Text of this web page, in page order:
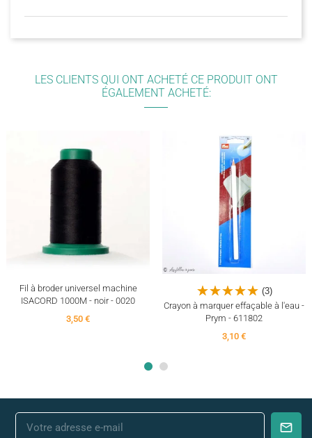
LES CLIENTS QUI ONT ACHETÉ CE PRODUIT ONT
ÉGALEMENT ACHETÉ:
Fil à broder universel machine
ISACORD 1000M - noir - 0020
3,50 €
(3)
Crayon à marquer effaçable à l'eau -
Prym - 611802
3,10 €